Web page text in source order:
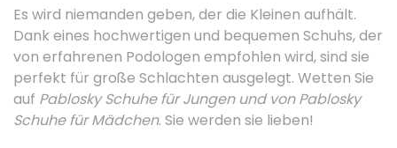
Es wird niemanden geben, der die Kleinen aufhält.
Dank eines hochwertigen und bequemen Schuhs, der
von erfahrenen Podologen empfohlen wird, sind sie
perfekt für große Schlachten ausgelegt. Wetten Sie
auf Pablosky Schuhe für Jungen und von Pablosky
Schuhe für Mädchen. Sie werden sie lieben!